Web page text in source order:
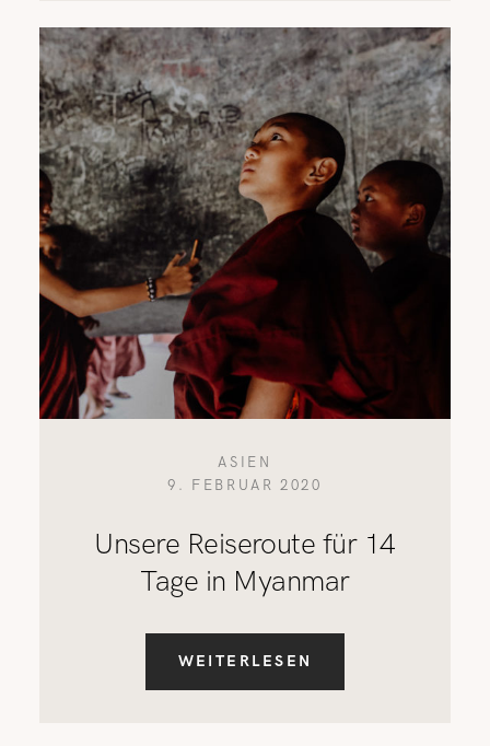
ASIEN
9. FEBRUAR 2020
Unsere Reiseroute für 14
Tage in Myanmar
WEITERLESEN